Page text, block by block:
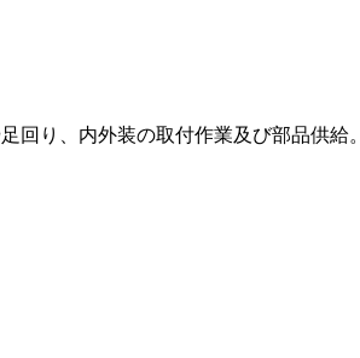
回り、内外装の取付作業及び部品供給。